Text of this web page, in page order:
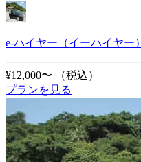
e-ハイヤー（イーハイヤー）
¥12,000〜
（税込）
プランを見る